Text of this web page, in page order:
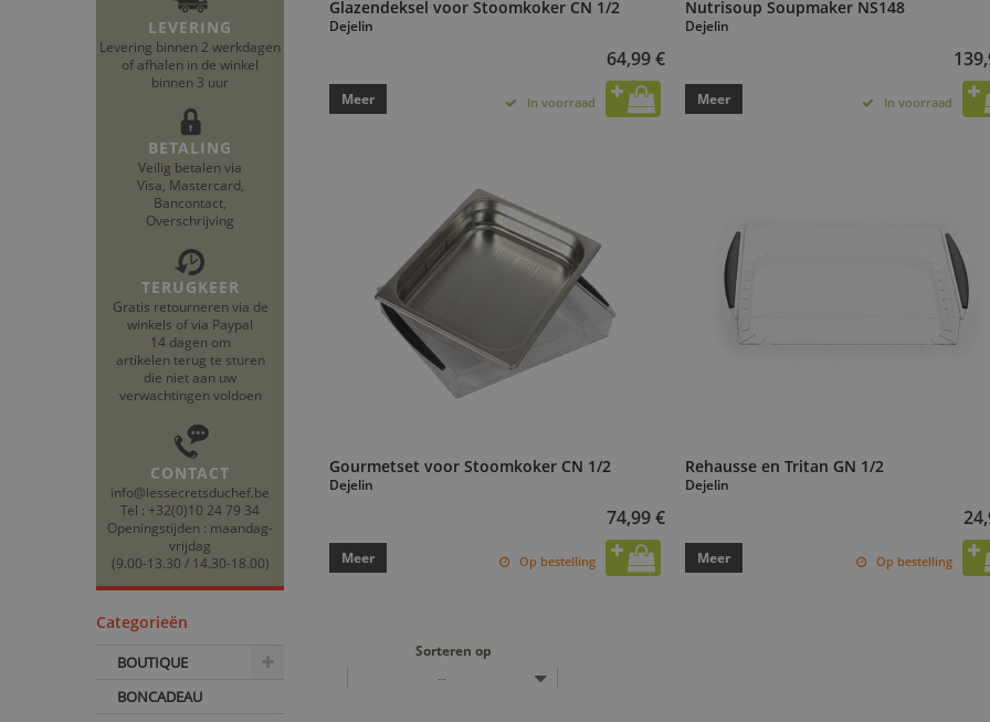
LEVERING
Levering binnen 2 werkdagen
of afhalen in de winkel
binnen 3 uur
BETALING
Veilig betalen via
Visa, Mastercard,
Bancontact,
Overschrijving
TERUGKEER
Gratis retourneren via de
winkels of via Paypal
14 dagen om
artikelen terug te sturen
die niet aan uw
verwachtingen voldoen
CONTACT
info@lessecretsduchef.be
Tel : +32(0)10 24 79 34
Openingstijden : maandag-
vrijdag
(9.00-13.30 / 14.30-18.00)
Categorieën
BOUTIQUE
BONCADEAU
Glazendeksel voor Stoomkoker CN 1/2
Dejelin
64,99 €
Meer In voorraad
Nutrisoup Soupmaker NS148
Dejelin
Meer In voorraad
Gourmetset voor Stoomkoker CN 1/2
Dejelin
74,99 €
Meer Op bestelling
Rehausse en Tritan GN 1/2
Dejelin
Meer Op bestelling
Sorteren op
--